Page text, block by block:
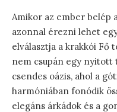
Amikor az ember belép
azonnal érezni lehet
elválasztja a krakkói Fő
nem csupán egy nyitott
csendes oázis, ahol a
harmóniában fonódik
elegáns árkádok és a